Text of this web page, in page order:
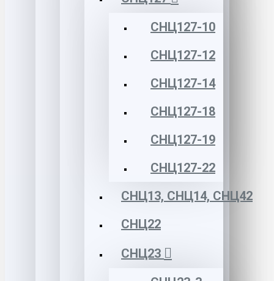
СНЦ127-10
СНЦ127-12
СНЦ127-14
СНЦ127-18
СНЦ127-19
СНЦ127-22
СНЦ13, СНЦ14, СНЦ42
СНЦ22
СНЦ23